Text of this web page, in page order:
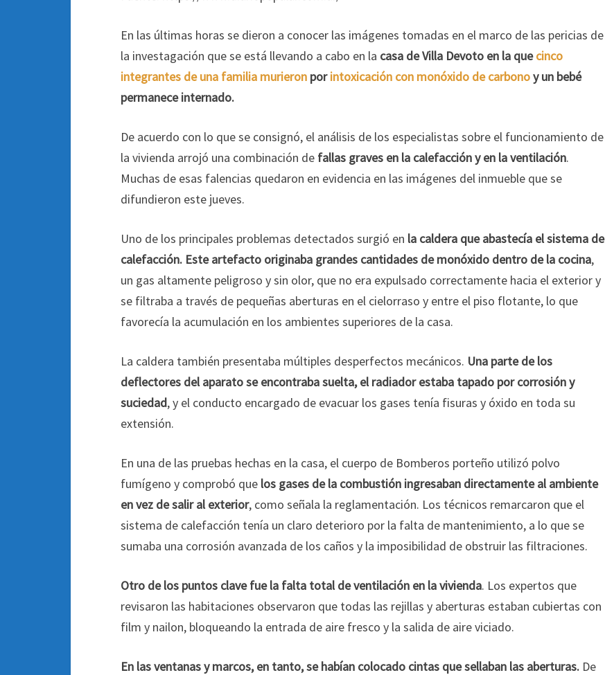
En las últimas horas se dieron a conocer las imágenes tomadas en el marco de las pericias de
la investagación que se está llevando a cabo en la casa de Villa Devoto en la quecinco
integrantes de una familia murieron porintoxicación con monóxido de carbonoy un bebé
permanece internado.
De acuerdo con lo que se consignó, el análisis de los especialistas sobre el funcionamiento de
la vivienda arrojó una combinación de fallas graves en la calefacción y en la ventilación.
Muchas de esas falencias quedaron en evidencia en las imágenes del inmueble que se
difundieron este jueves.
Uno de los principales problemas detectados surgió en la caldera que abastecía el sistema de
calefacción. Este artefacto originaba grandes cantidades de monóxido dentro de la cocina,
un gas altamente peligroso y sin olor, que no era expulsado correctamente hacia el exterior y
se filtraba a través de pequeñas aberturas en el cielorraso y entre el piso flotante, lo que
favorecía la acumulación en los ambientes superiores de la casa.
La caldera también presentaba múltiples desperfectos mecánicos. Una parte de los
deflectores del aparato se encontraba suelta, el radiador estaba tapado por corrosión y
suciedad, y el conducto encargado de evacuar los gases tenía fisuras y óxido en toda su
extensión.
En una de las pruebas hechas en la casa, el cuerpo de Bomberos porteño utilizó polvo
fumígeno y comprobó que los gases de la combustión ingresaban directamente al ambiente
en vez de salir al exterior, como señala la reglamentación. Los técnicos remarcaron que el
sistema de calefacción tenía un claro deterioro por la falta de mantenimiento, a lo que se
sumaba una corrosión avanzada de los caños y la imposibilidad de obstruir las filtraciones.
Otro de los puntos clave fue la falta total de ventilación en la vivienda. Los expertos que
revisaron las habitaciones observaron que todas las rejillas y aberturas estaban cubiertas con
film y nailon, bloqueando la entrada de aire fresco y la salida de aire viciado.
En las ventanas y marcos, en tanto, se habían colocado cintas que sellaban las aberturas. De